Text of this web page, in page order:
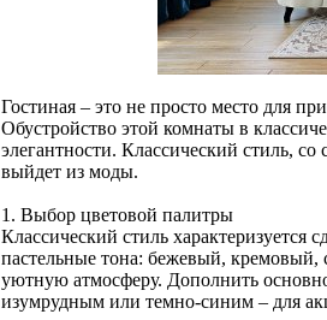
Гостиная – это не просто место для
Обустройство этой комнаты в
элегантности. Классический стиль,
выйдет из моды.
1. Выбор цветовой палитры
Классический стиль
пастельные тона: бежевый,
уютную атмосферу. Дополнить
изумрудным или темно-синим – для